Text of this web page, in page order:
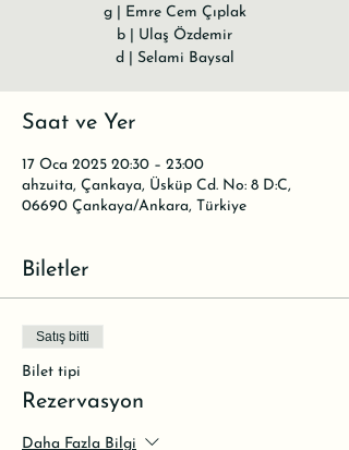
g | Emre Cem Çıplak
b | Ulaş Özdemir
d | Selami Baysal
Saat ve Yer
17 Oca 2025 20:30 – 23:00
ahzuita, Çankaya, Üsküp Cd. No: 8 D:C,
06690 Çankaya/Ankara, Türkiye
Biletler
Satış bitti
Bilet tipi
Rezervasyon
Daha Fazla Bilgi